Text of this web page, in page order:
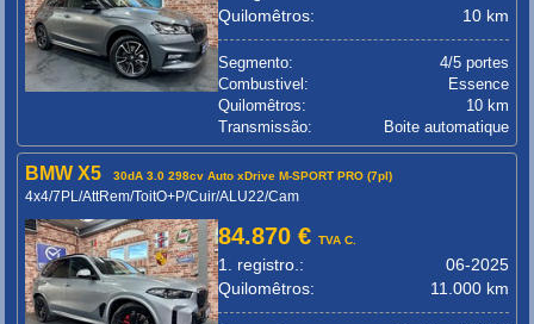
Quilomêtros:
10 km
Segmento:
4/5 portes
Combustivel:
Essence
Quilomêtros:
10 km
Transmissão:
Boite automatique
BMW X5 30dA 3.0 298cv Auto xDrive M-SPORT PRO (7pl)
4x4/7PL/AttRem/ToitO+P/Cuir/ALU22/Cam
84.870 €TVA C.
1. registro.:
06-2025
Quilomêtros:
11.000 km